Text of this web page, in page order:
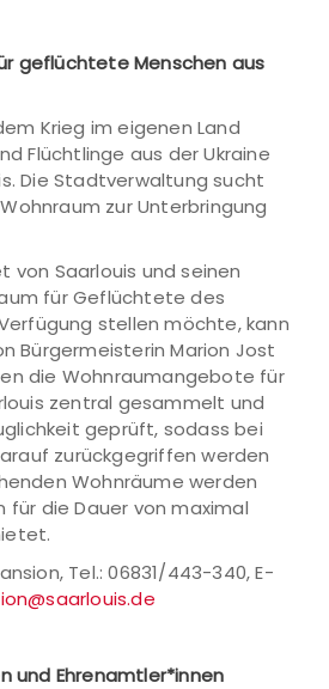
geflüchtete Menschen aus
Krieg im eigenen Land
Flüchtlinge aus der Ukraine
Die Stadtverwaltung sucht
zur Unterbringung
von Saarlouis und seinen
für Geflüchtete des
stellen möchte, kann
Bürgermeisterin Marion Jost
die Wohnraumangebote für
zentral gesammelt und
geprüft, sodass bei
zurückgegriffen werden
Wohnräume werden
die Dauer von maximal
Tel.: 06831/443-340, E-
und Ehrenamtler*innen